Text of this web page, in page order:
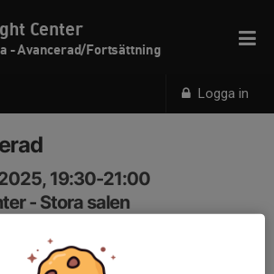
Logga in
Center
- Avancerad/Fortsättning
19:30-21:00
- Stora salen